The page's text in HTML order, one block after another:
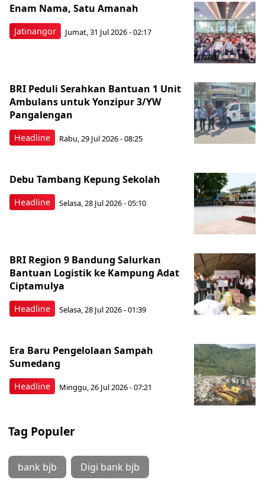
Jatinangor
Enam Nama, Satu Amanah
Jumat, 31 Jul 2026 - 02:17
Headline
BRI Peduli Serahkan Bantuan 1 Unit
Ambulans untuk Yonzipur 3/YW
Pangalengan
Rabu, 29 Jul 2026 - 08:25
Headline
Debu Tambang Kepung Sekolah
Selasa, 28 Jul 2026 - 05:10
Headline
BRI Region 9 Bandung Salurkan
Bantuan Logistik ke Kampung Adat
Ciptamulya
Selasa, 28 Jul 2026 - 01:39
Headline
Era Baru Pengelolaan Sampah
Sumedang
Minggu, 26 Jul 2026 - 07:21
Tag Populer
bank bjb Digi bank bjb